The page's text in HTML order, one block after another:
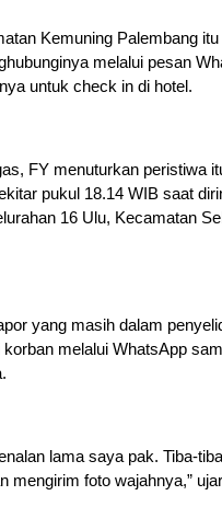
Kemuning Palembang
melalui pesan
untuk check in di hotel.
FY menuturkan peristiwa
pukul 18.14 WIB saat
16 Ulu, Kecamatan
yang masih dalam
korban melalui WhatsApp
lama saya pak. Tiba-
mengirim foto wajahnya,”